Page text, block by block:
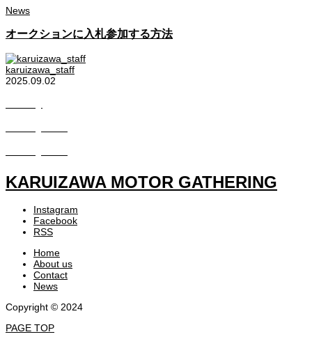
News
オークションに入札参加する方法
karuizawa_staff
2025.09.02
KARUIZAWA MOTOR GATHERING
Instagram
Facebook
RSS
Home
About us
Contact
News
Copyright © 2024
PAGE TOP